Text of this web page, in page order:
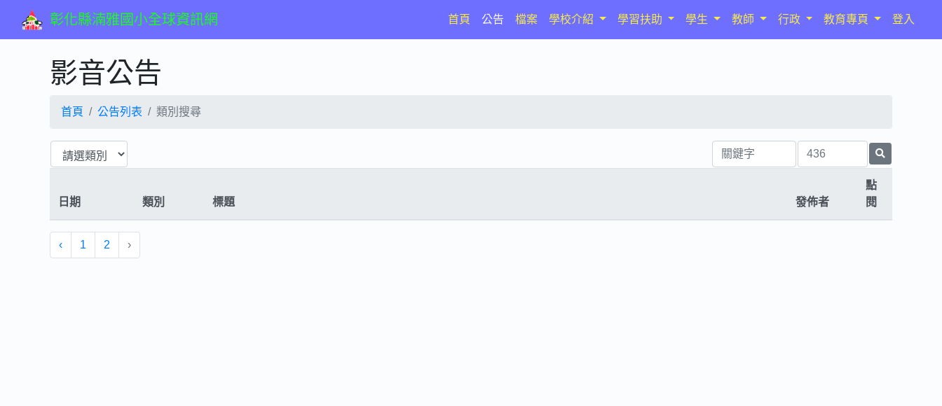
彰化縣湳雅國小全球資訊網 首頁(current)
公告 檔案 學校介紹 學習扶助 學生 教師 行政 教育專頁 登入
影音公告
首頁 公告列表 類別搜尋
日期 類別 標題 發佈者
點
閱
‹ 1 2 ›